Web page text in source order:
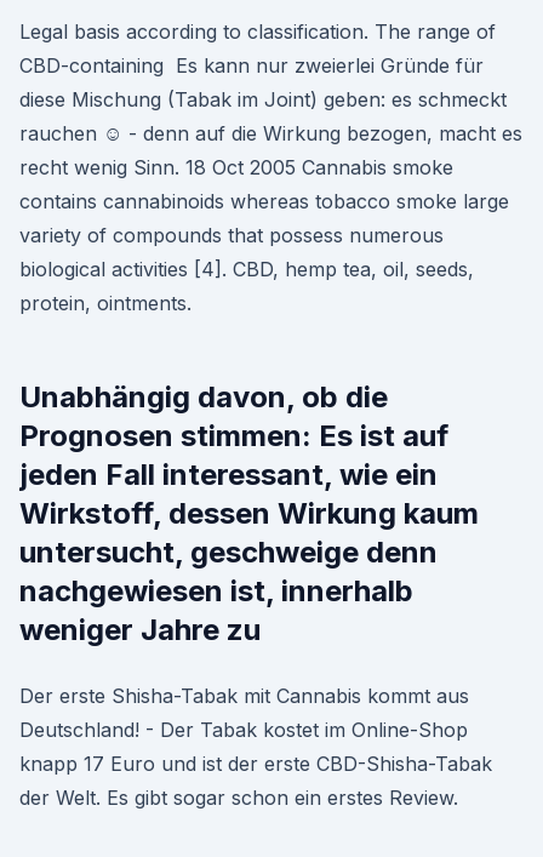
Legal basis according to classification. The range of
CBD-containing Es kann nur zweierlei Gründe für
diese Mischung (Tabak im Joint) geben: es schmeckt
rauchen ☺ - denn auf die Wirkung bezogen, macht es
recht wenig Sinn. 18 Oct 2005 Cannabis smoke
contains cannabinoids whereas tobacco smoke large
variety of compounds that possess numerous
biological activities [4]. CBD, hemp tea, oil, seeds,
protein, ointments.
Unabhängig davon, ob die
Prognosen stimmen: Es ist auf
jeden Fall interessant, wie ein
Wirkstoff, dessen Wirkung kaum
untersucht, geschweige denn
nachgewiesen ist, innerhalb
weniger Jahre zu
Der erste Shisha-Tabak mit Cannabis kommt aus
Deutschland! - Der Tabak kostet im Online-Shop
knapp 17 Euro und ist der erste CBD-Shisha-Tabak
der Welt. Es gibt sogar schon ein erstes Review.